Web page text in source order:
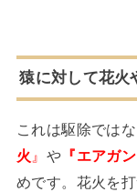
猿に対して花火
これは駆除では
火 』 や 『エアガ
めです。花火を